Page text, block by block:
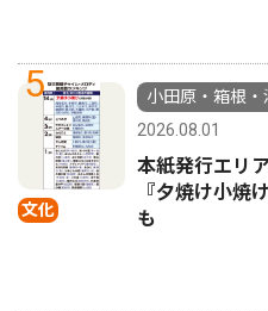
5
文化
小田原・箱根
2026.08.01
本紙発行エリ
『夕焼け小
も